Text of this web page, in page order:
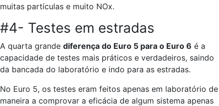
muitas partículas e muito NOx.
#4- Testes em estradas
A quarta grande diferença do Euro 5 para o Euro 6 é a
capacidade de testes mais práticos e verdadeiros, saindo
da bancada do laboratório e indo para as estradas.
No Euro 5, os testes eram feitos apenas em laboratório de
maneira a comprovar a eficácia de algum sistema apenas